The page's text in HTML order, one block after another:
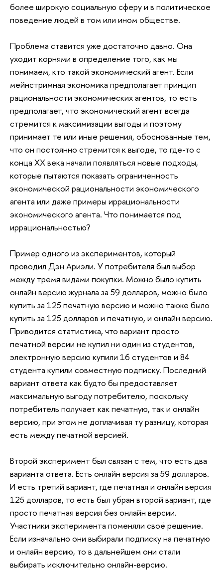
более широкую социальную сферу и в политическое
поведение людей в том или ином обществе.
Проблема ставится уже достаточно давно. Она
уходит корнями в определение того, как мы
понимаем, кто такой экономический агент. Если
мейнстримная экономика предполагает принцип
рациональности экономических агентов, то есть
предполагает, что экономический агент всегда
стремится к максимизации выгоды и поэтому
принимает те или иные решения, обоснованные тем,
что он постоянно стремится к выгоде, то где-то с
конца XX века начали появляться новые подходы,
которые пытаются показать ограниченность
экономической рациональности экономического
агента или даже примеры иррациональности
экономического агента. Что понимается под
иррациональностью?
Пример одного из экспериментов, который
проводил Дэн Ариэли. У потребителя был выбор
между тремя видами покупки. Можно было купить
онлайн версию журнала за 59 долларов, можно было
купить за 125 печатную версию и можно также было
купить за 125 долларов и печатную, и онлайн версию.
Приводится статистика, что вариант просто
печатной версии не купил ни один из студентов,
электронную версию купили 16 студентов и 84
студента купили совместную подписку. Последний
вариант ответа как будто бы предоставляет
максимальную выгоду потребителю, поскольку
потребитель получает как печатную, так и онлайн
версию, при этом не доплачивая ту разницу, которая
есть между печатной версией.
Второй эксперимент был связан с тем, что есть два
варианта ответа. Есть онлайн версия за 59 долларов.
И есть третий вариант, где печатная и онлайн версия
125 долларов, то есть был убран второй вариант, где
просто печатная версия без онлайн версии.
Участники эксперимента поменяли своё решение.
Если изначально они выбирали подписку на печатную
и онлайн версию, то в дальнейшем они стали
выбирать исключительно онлайн-версию.